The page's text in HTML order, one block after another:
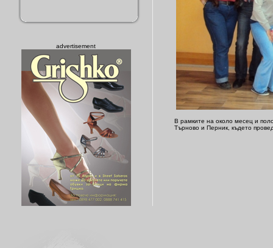
advertisement
В рамките на около месец и
Търново и Перник, където